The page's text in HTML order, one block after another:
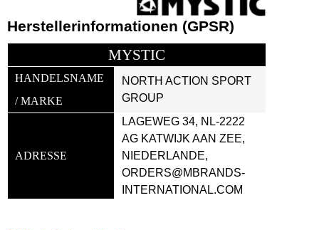
Herstellerinformationen (GPSR)
MYSTIC
HANDELSNAME
/ MARKE
NORTH ACTION SPORT
GROUP
ADRESSE
LAGEWEG 34, NL-2222
AG KATWIJK AAN ZEE,
NIEDERLANDE,
ORDERS@MBRANDS-
INTERNATIONAL.COM